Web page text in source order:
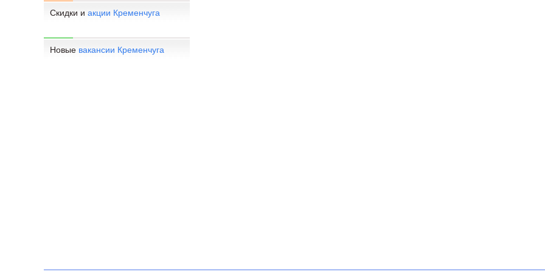
Скидки и акции Кременчуга
Новые вакансии Кременчуга